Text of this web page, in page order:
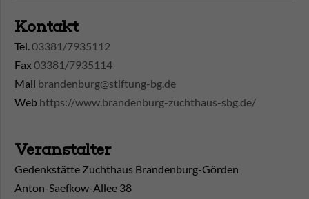
Kontakt
Tel.03381/7935112
Fax03381/7935114
Mail brandenburg@stiftung-bg.de
Web https://www.brandenburg-zuchthaus-sbg.de/
Veranstalter
Gedenkstätte Zuchthaus Brandenburg-Görden
Anton-Saefkow-Allee 38